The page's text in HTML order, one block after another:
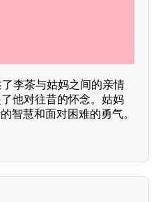
李茶与姑妈之间的亲情
他对往昔的怀念。姑妈
智慧和面对困难的勇气。